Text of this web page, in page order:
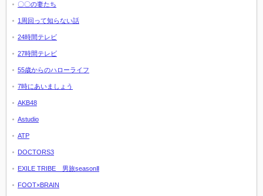
〇〇の妻たち
1周回って知らない話
24時間テレビ
27時間テレビ
55歳からのハローライフ
7時にあいましょう
AKB48
Astudio
ATP
DOCTORS3
EXILE TRIBE 男旅seasonⅡ
FOOT×BRAIN